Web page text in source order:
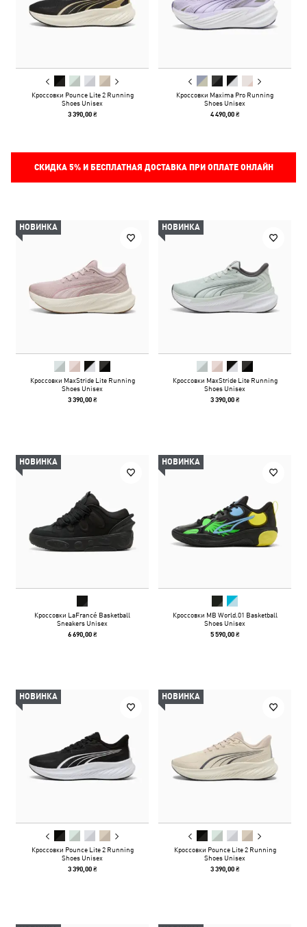
Кроссовки Pounce Lite 2 Running
Shoes Unisex
3 390,00 ₴
Кроссовки Maxima Pro Running
Shoes Unisex
4 490,00 ₴
СКИДКА 5%И БЕСПЛАТНАЯ ДОСТАВКА ПРИ ОПЛАТЕ ОНЛАЙН
НОВИНКА
Кроссовки MaxStride Lite Running
Shoes Unisex
3 390,00 ₴
НОВИНКА
Кроссовки MaxStride Lite Running
Shoes Unisex
3 390,00 ₴
НОВИНКА
Кроссовки LaFrancé Basketball
Sneakers Unisex
6 690,00 ₴
НОВИНКА
Кроссовки MB World.01 Basketball
Shoes Unisex
5 590,00 ₴
НОВИНКА
Кроссовки Pounce Lite 2 Running
Shoes Unisex
3 390,00 ₴
НОВИНКА
Кроссовки Pounce Lite 2 Running
Shoes Unisex
3 390,00 ₴